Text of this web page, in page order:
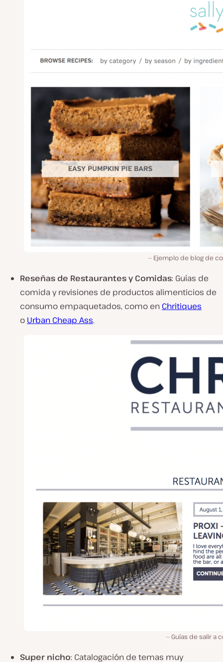
Ejemplo de blog de
Reseñas de Restaurantes y Comidas: Guías de
comida y revisiones de productos alimenticios de
consumo empaquetados, como en Chritiques
o Urban Cheap Ass.
Guías de salir a
Super nicho: Catalogación de temas muy